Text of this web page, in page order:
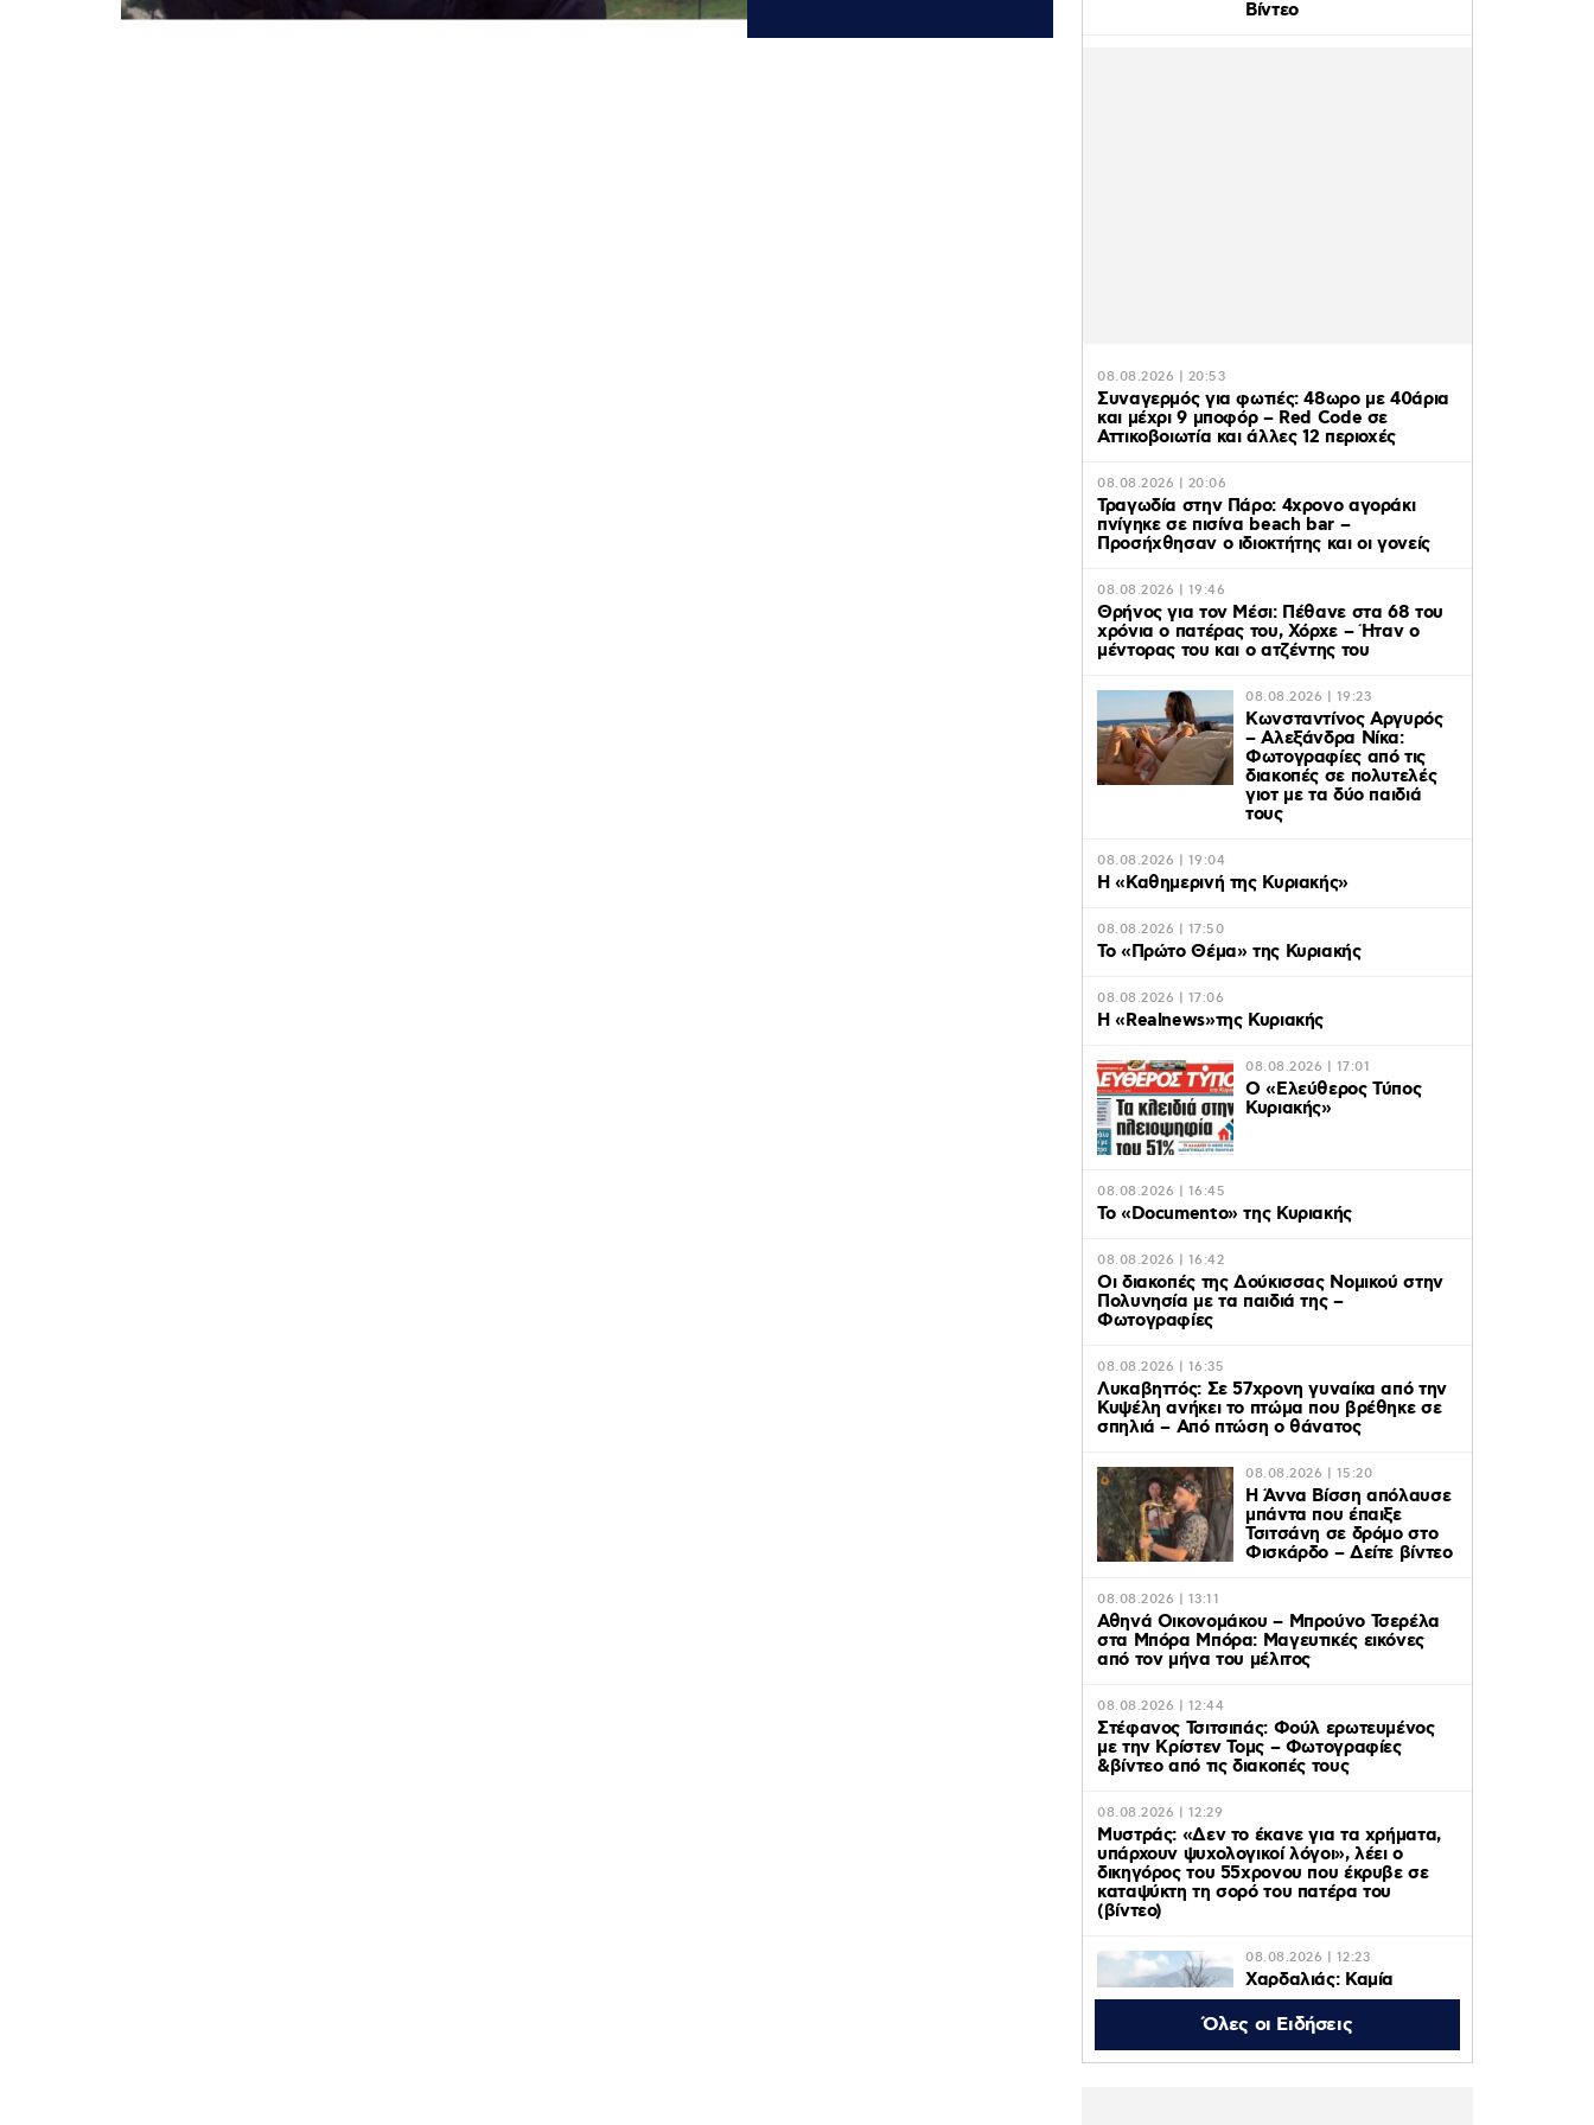
Βίντεο
08.08.2026 | 20:53
Συναγερμός για φωτιές: 48ωρο με 40άρια
και μέχρι 9 μποφόρ – Red Code σε
Αττικοβοιωτία και άλλες 12 περιοχές
08.08.2026 | 20:06
Τραγωδία στην Πάρο: 4χρονο αγοράκι
πνίγηκε σε πισίνα beach bar –
Προσήχθησαν ο ιδιοκτήτης και οι γονείς
08.08.2026 | 19:46
Θρήνος για τον Μέσι: Πέθανε στα 68 του
χρόνια ο πατέρας του, Χόρχε – Ήταν ο
μέντορας του και ο ατζέντης του
08.08.2026 | 19:23
Κωνσταντίνος Αργυρός
– Αλεξάνδρα Νίκα:
Φωτογραφίες από τις
διακοπές σε πολυτελές
γιοτ με τα δύο παιδιά
τους
08.08.2026 | 19:04
H «Καθημερινή της Κυριακής»
08.08.2026 | 17:50
Το «Πρώτο Θέμα» της Κυριακής
08.08.2026 | 17:06
Η «Realnews»της Κυριακής
08.08.2026 | 17:01
Ο «Eλεύθερος Τύπος
Κυριακής»
08.08.2026 | 16:45
Το «Documento» της Κυριακής
08.08.2026 | 16:42
Οι διακοπές της Δούκισσας Νομικού στην
Πολυνησία με τα παιδιά της –
Φωτογραφίες
08.08.2026 | 16:35
Λυκαβηττός: Σε 57χρονη γυναίκα από την
Κυψέλη ανήκει το πτώμα που βρέθηκε σε
σπηλιά – Από πτώση ο θάνατος
08.08.2026 | 15:20
Η Άννα Βίσση απόλαυσε
μπάντα που έπαιξε
Τσιτσάνη σε δρόμο στο
Φισκάρδο – Δείτε βίντεο
08.08.2026 | 13:11
Αθηνά Οικονομάκου – Μπρούνο Τσερέλα
στα Μπόρα Μπόρα: Mαγευτικές εικόνες
από τον μήνα του μέλιτος
08.08.2026 | 12:44
Στέφανος Τσιτσιπάς: Φούλ ερωτευμένος
με την Κρίστεν Τομς – Φωτογραφίες
&βίντεο από τις διακοπές τους
08.08.2026 | 12:29
Μυστράς: «Δεν το έκανε για τα χρήματα,
υπάρχουν ψυχολογικοί λόγοι», λέει ο
δικηγόρος του 55χρονου που έκρυβε σε
καταψύκτη τη σορό του πατέρα του
(βίντεο)
08.08.2026 | 12:23
Χαρδαλιάς: Καμία
ανεμογεννήτρια σε
καμένες και
αναδασωτέες περιοχές
της Αττικής
Όλες οι Ειδήσεις